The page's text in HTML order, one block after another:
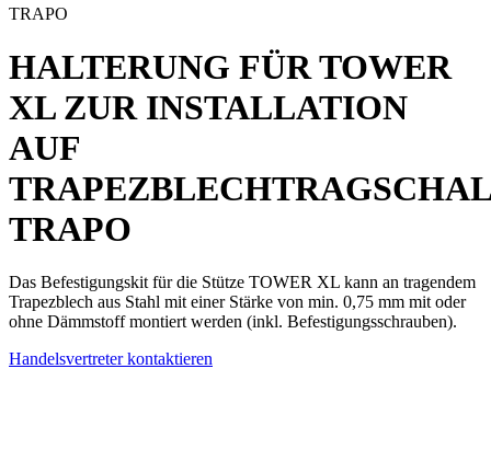
TRAPO
HALTERUNG FÜR TOWER
XL ZUR INSTALLATION
AUF
TRAPO
Das Befestigungskit für die Stütze TOWER XL kann an tragendem
Trapezblech aus Stahl mit einer Stärke von min. 0,75 mm mit oder
ohne Dämmstoff montiert werden (inkl. Befestigungsschrauben).
Handelsvertreter kontaktieren